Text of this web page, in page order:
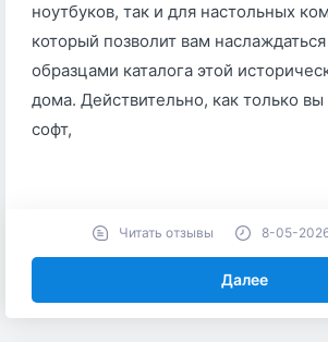
ноутбуков, так и для настольных
который позволит вам
образцами каталога этой
дома. Действительно, как только вы
софт,
Далее
Читать отзывы 8-05-